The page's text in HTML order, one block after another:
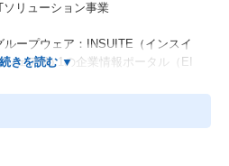
ソリューション事業
プウェア：INSUITE（インスイ
ェアNo.1の企業情報ポータル（EI
ドサービス：Shopらん（ショ